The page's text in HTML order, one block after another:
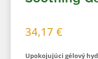
34,17€
Upokojujúci gélový